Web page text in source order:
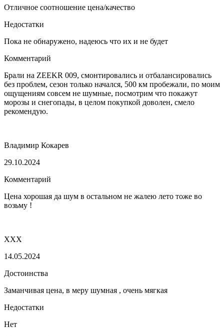
Отличное соотношение цена/качество
Недостатки
Пока не обнаружено, надеюсь что их и не будет
Комментарий
Брали на ZEEKR 009, смонтировались и отбалансировались
без проблем, сезон только начался, 500 км пробежали, по моим
ощущениям совсем не шумные, посмотрим что покажут
морозы и снегопады, в целом покупкой доволен, смело
рекомендую.
Владимир Кокарев
29.10.2024
Комментарий
Цена хорошая да шум в остальном не жалею лето тоже во
возьму !
XXX
14.05.2024
Достоинства
Заманчивая цена, в меру шумная , очень мягкая
Недостатки
Нет